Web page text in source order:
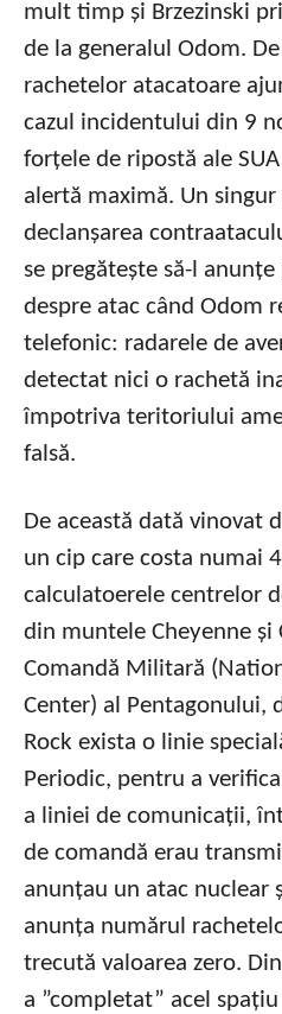
mult timp și Brzezinski
de la generalul Odom.
rachetelor atacatoare
cazul incidentului din 9
forțele de ripostă ale
alertă maximă. Un
declanșarea
se pregătește să-l
despre atac când Odom
telefonic: radarele de
detectat nici o rachetă
împotriva teritoriului
falsă.
De această dată vinovat
un cip care costa numai
calculatoerele centrelor
din muntele Cheyenne
Comandă Militară
Center) al Pentagonului,
Rock exista o linie
Periodic, pentru a
a liniei de comunicații,
de comandă erau
anunțau un atac nuclear
anunța numărul
trecută valoarea zero.
a ”completat” acel